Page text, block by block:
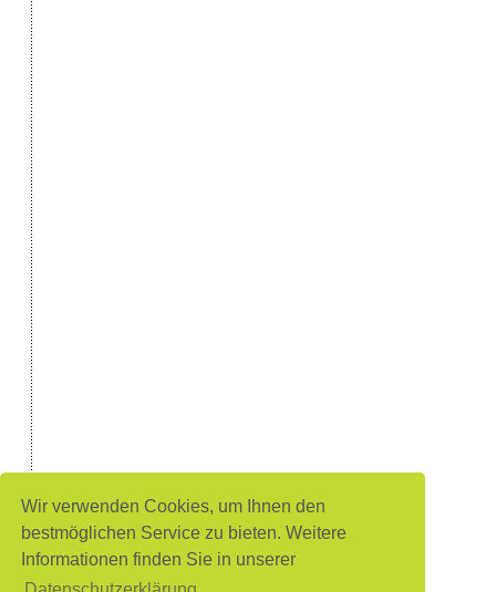
Wir verwenden Cookies, um Ihnen den
bestmöglichen Service zu bieten. Weitere
Informationen finden Sie in unserer